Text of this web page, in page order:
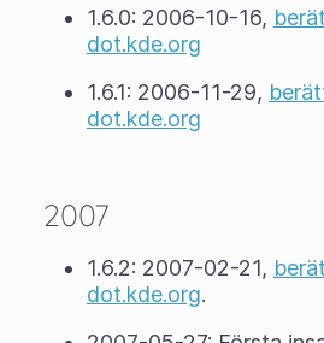
1.6.0: 2006-10-16,
dot.kde.org
1.6.1: 2006-11-29,
dot.kde.org
2007
1.6.2: 2007-02-21,
dot.kde.org.